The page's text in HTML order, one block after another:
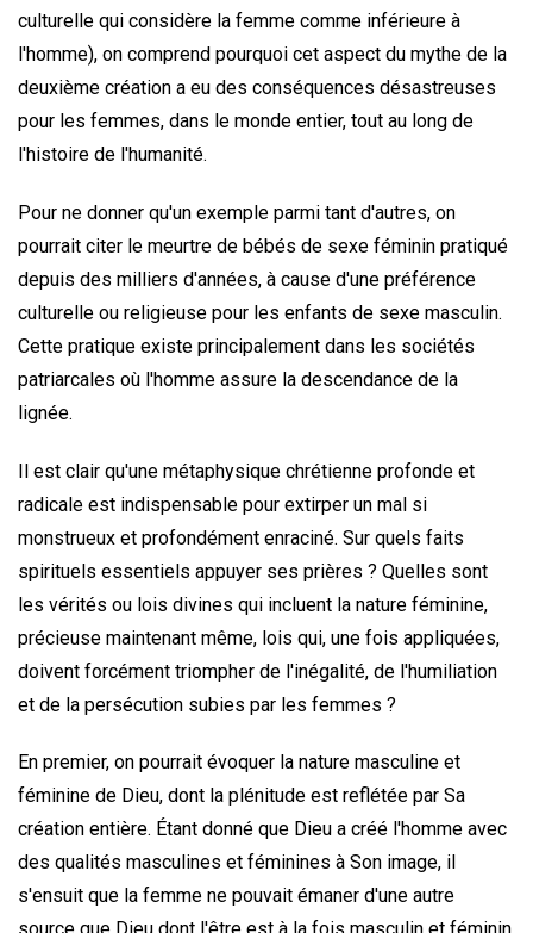
culturelle qui considère la femme comme inférieure à
l'homme), on comprend pourquoi cet aspect du mythe de la
deuxième création a eu des conséquences désastreuses
pour les femmes, dans le monde entier, tout au long de
l'histoire de l'humanité.
Pour ne donner qu'un exemple parmi tant d'autres, on
pourrait citer le meurtre de bébés de sexe féminin pratiqué
depuis des milliers d'années, à cause d'une préférence
culturelle ou religieuse pour les enfants de sexe masculin.
Cette pratique existe principalement dans les sociétés
patriarcales où l'homme assure la descendance de la
lignée.
Il est clair qu'une métaphysique chrétienne profonde et
radicale est indispensable pour extirper un mal si
monstrueux et profondément enraciné. Sur quels faits
spirituels essentiels appuyer ses prières ? Quelles sont
les vérités ou lois divines qui incluent la nature féminine,
précieuse maintenant même, lois qui, une fois appliquées,
doivent forcément triompher de l'inégalité, de l'humiliation
et de la persécution subies par les femmes ?
En premier, on pourrait évoquer la nature masculine et
féminine de Dieu, dont la plénitude est reflétée par Sa
création entière. Étant donné que Dieu a créé l'homme avec
des qualités masculines et féminines à Son image, il
s'ensuit que la femme ne pouvait émaner d'une autre